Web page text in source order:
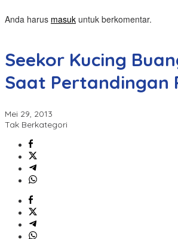
Anda harus masuk untuk berkomentar.
Seekor Kucing
Saat Pertandingan
Mei 29, 2013
Tak Berkategori